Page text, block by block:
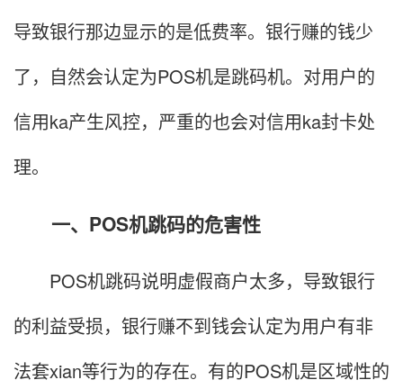
导致银行那边显示的是低费率。银行赚的钱少
了，自然会认定为POS机是跳码机。对用户的
信用ka产生风控，严重的也会对信用ka封卡处
理。
一、POS机跳码的危害性
POS机跳码说明虚假商户太多，导致银行
的利益受损，银行赚不到钱会认定为用户有非
法套xian等行为的存在。有的POS机是区域性的